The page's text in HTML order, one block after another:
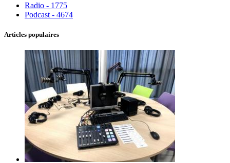
Radio - 1775
Podcast - 4674
Articles populaires